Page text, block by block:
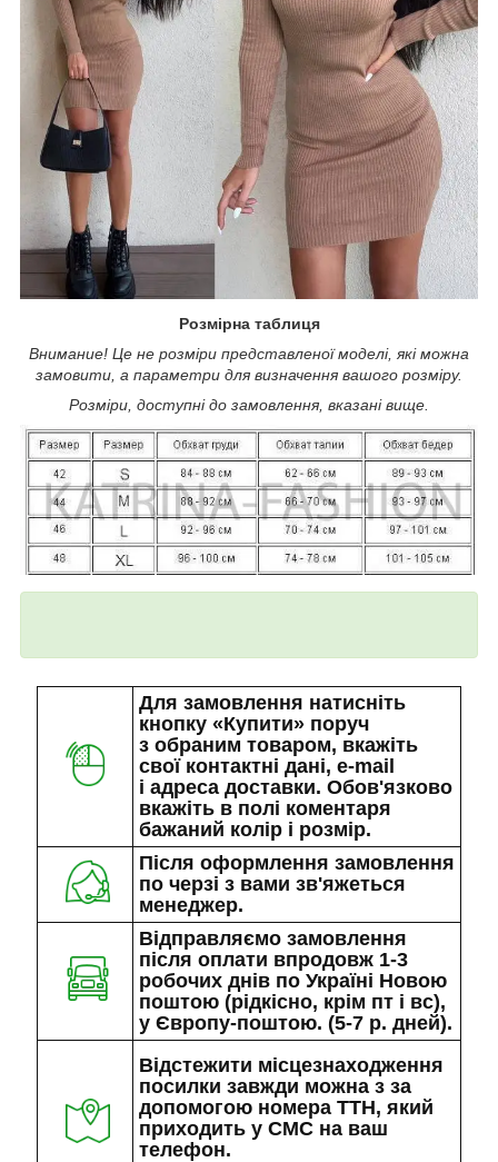
Розмірна таблиця
Внимание! Це не розміри представленої моделі, які можна
замовити, а параметри для визначення вашого розміру.
Розміри, доступні до замовлення, вказані вище.
Для замовлення натисніть
кнопку «Купити» поруч
з обраним товаром, вкажіть
свої контактні дані, e-mail
і адреса доставки. Обов'язково
вкажіть в полі коментаря
бажаний колір і розмір.
Після оформлення замовлення
по черзі з вами зв'яжеться
менеджер.
Відправляємо замовлення
після оплати впродовж 1-3
робочих днів по Україні Новою
поштою (рідкісно, крім пт і вс),
у Європу-поштою. (5-7 р. дней).
Відстежити місцезнаходження
посилки завжди можна з за
допомогою номера ТТН, який
приходить у СМС на ваш
телефон.